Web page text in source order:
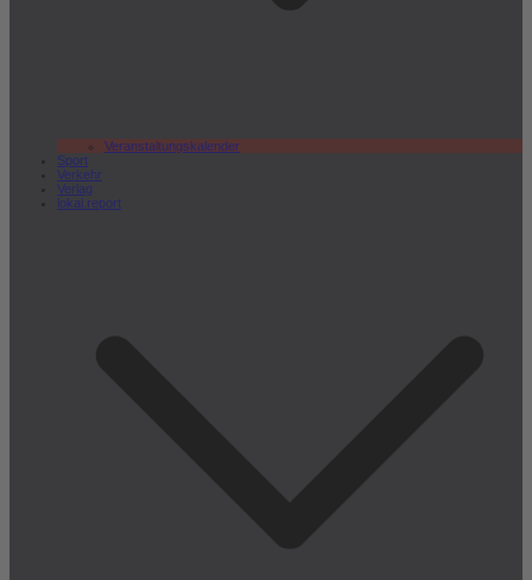
Veranstaltungskalender
Sport
Verkehr
Verlag
lokal.report